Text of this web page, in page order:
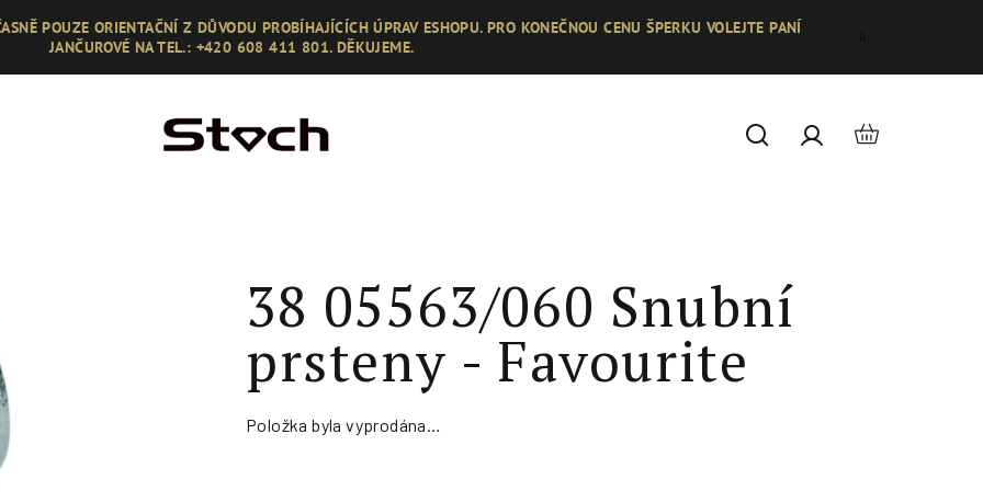
POUZE ORIENTAČNÍ Z DŮVODU PROBÍHAJÍCÍCH ÚPRAV ESHOPU. PRO KONEČNOU CENU ŠPERKU VOLEJTE PANÍ
JANČUROVÉ NA TEL.: +420 608 411 801. DĚKUJEME.
HledatPřihlášení
Nákupní
38 05563/060 Snubní
prsteny - Favourite
Položka byla vyprodána…